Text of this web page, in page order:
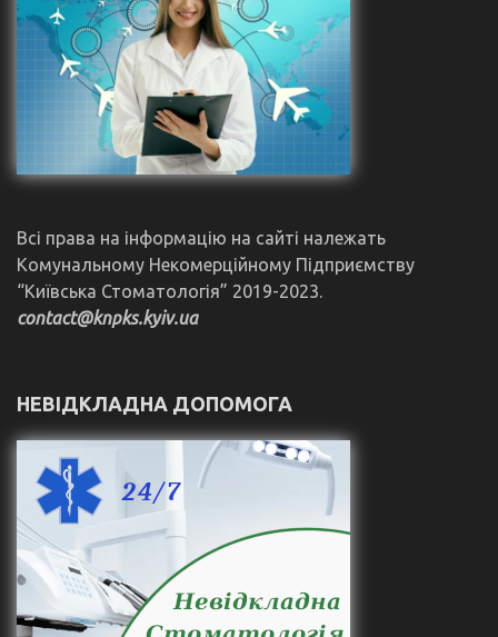
Всі права на інформацію на сайті належать
Комунальному Некомерційному Підприємству
“Київська Стоматологія” 2019-2023.
contact@knpks.kyiv.ua
НЕВІДКЛАДНА ДОПОМОГА